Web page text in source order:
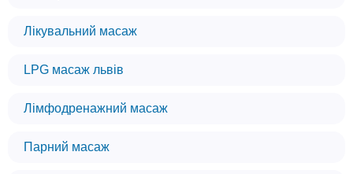
Лікувальний масаж
LPG масаж львів
Лімфодренажний масаж
Парний масаж